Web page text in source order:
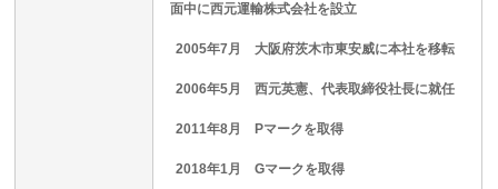
面中に西元運輸株式会社を設立
2005年7月 大阪府茨木市東安威に本社を移転
2006年5月 西元英憲、代表取締役社長に就任
2011年8月 Pマークを取得
2018年1月 Gマークを取得